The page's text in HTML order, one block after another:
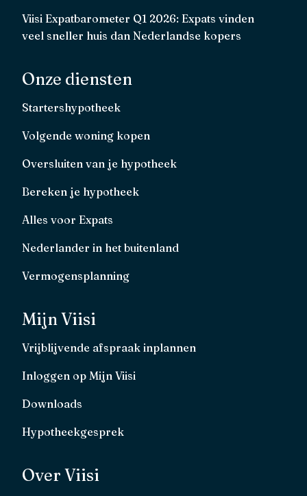
Viisi Expatbarometer Q1 2026: Expats vinden
veel sneller huis dan Nederlandse kopers
Onze diensten
Startershypotheek
Volgende woning kopen
Oversluiten van je hypotheek
Bereken je hypotheek
Alles voor Expats
Nederlander in het buitenland
Vermogensplanning
Mijn Viisi
Vrijblijvende afspraak inplannen
Inloggen op Mijn Viisi
Downloads
Hypotheekgesprek
Over Viisi